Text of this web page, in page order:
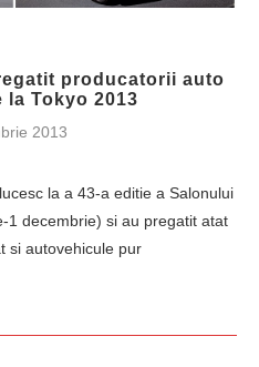
producatorii auto
Tokyo 2013
2013
la a 43-a editie a Salonului
1 decembrie) si au pregatit atat
si autovehicule pur